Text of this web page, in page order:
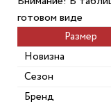
готовом виде
Размер
Новизна
Сезон
Бренд